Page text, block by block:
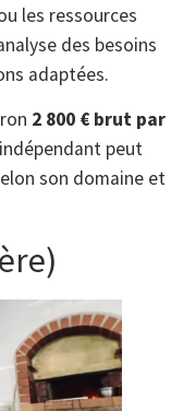
les ressources
des besoins
adaptées.
2 800 € brut par
peut
son domaine et